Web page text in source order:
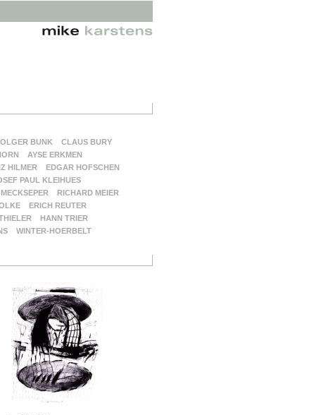
BUNK
CLAUS BURY
AYSE ERKMEN
HILMER
EDGAR HOFSCHEN
PAUL KLEIHUES
RICHARD MEIER
ERICH REUTER
HANN TRIER
WINTER-HOERBELT